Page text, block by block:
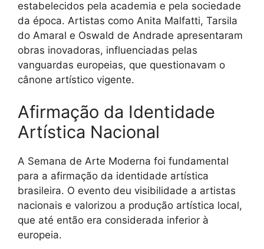
estabelecidos pela academia e pela sociedade
da época. Artistas como Anita Malfatti, Tarsila
do Amaral e Oswald de Andrade apresentaram
obras inovadoras, influenciadas pelas
vanguardas europeias, que questionavam o
cânone artístico vigente.
Afirmação da Identidade
Artística Nacional
A Semana de Arte Moderna foi fundamental
para a afirmação da identidade artística
brasileira. O evento deu visibilidade a artistas
nacionais e valorizou a produção artística local,
que até então era considerada inferior à
europeia.